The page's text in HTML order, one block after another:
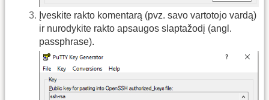
Įveskite rakto komentarą (pvz. savo vartotojo vardą)
ir nurodykite rakto apsaugos slaptažodį (angl.
passphrase).